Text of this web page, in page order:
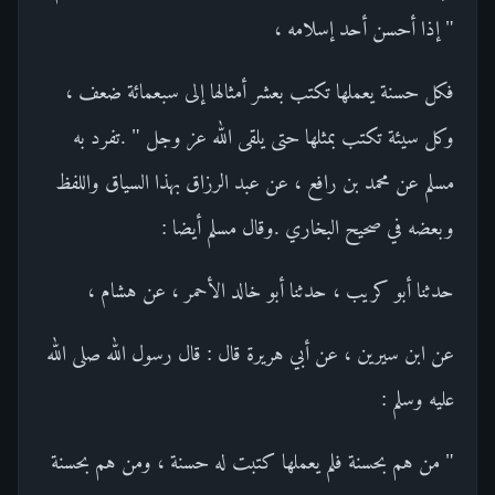
" إذا أحسن أحد إسلامه ،
فكل حسنة يعملها تكتب بعشر أمثالها إلى سبعمائة ضعف ،
وكل سيئة تكتب بمثلها حتى يلقى الله عز وجل " .تفرد به
مسلم عن محمد بن رافع ، عن عبد الرزاق بهذا السياق واللفظ
وبعضه في صحيح البخاري .وقال مسلم أيضا :
حدثنا أبو كريب ، حدثنا أبو خالد الأحمر ، عن هشام ،
عن ابن سيرين ، عن أبي هريرة قال : قال رسول الله صلى الله
عليه وسلم :
" من هم بحسنة فلم يعملها كتبت له حسنة ، ومن هم بحسنة